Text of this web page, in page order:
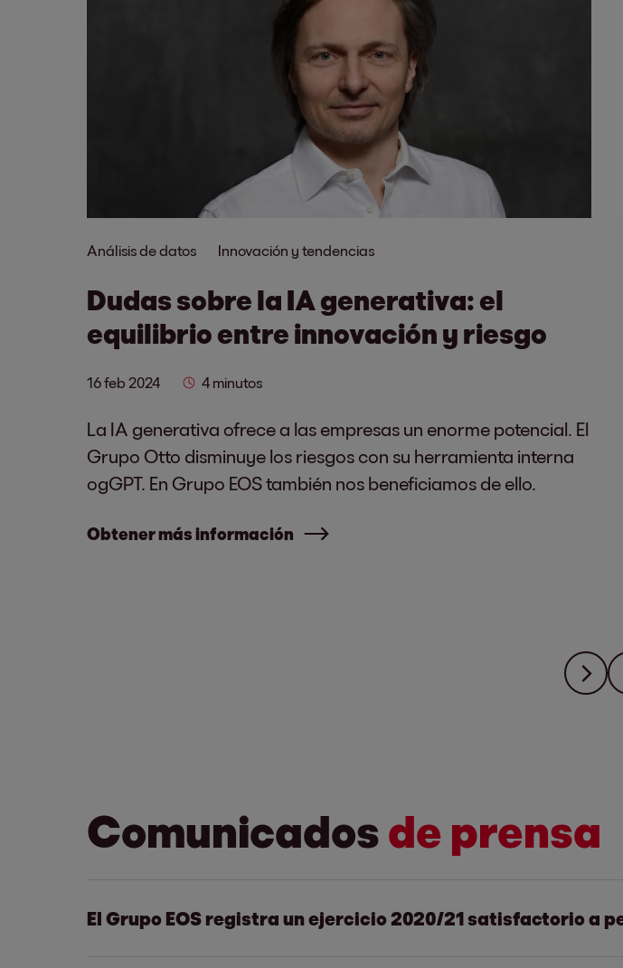
Análisis de datos Innovación y tendencias
Dudas sobre la IA generativa: el
equilibrio entre innovación y riesgo
16 feb 2024 4 minutos
La IA generativa ofrece a las empresas un enorme potencial. El
Grupo Otto disminuye los riesgos con su herramienta interna
ogGPT. En Grupo EOS también nos beneficiamos de ello.
Obtener más información
Comunicadosde prensa
El Grupo EOS registra un ejercicio 2020/21 satisfactorio a